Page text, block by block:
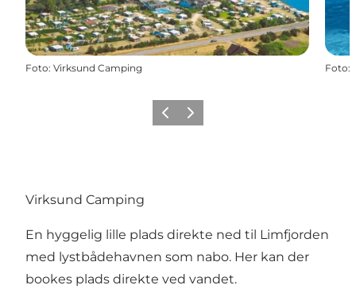
Foto: Virksund Camping Foto:
ForrigeNæste
Virksund Camping
En hyggelig lille plads direkte ned til Limfjorden
med lystbådehavnen som nabo. Her kan der
bookes plads direkte ved vandet.